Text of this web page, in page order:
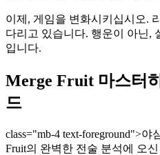
이제, 게임을 변화시키십시오.
다리고 있습니다. 행운이 아닌,
입니다.
Merge Fruit 마스터
드
class="mb-4 text-foreground">
Fruit의 완벽한 전술 분석에 오